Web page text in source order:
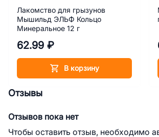
Лакомство для грызунов
Мышильд ЭЛЬФ Кольцо
Минеральное 12 г
62.99 ₽
В корзину
Отзывы
Отзывов пока нет
Чтобы оставить отзыв, необходимо